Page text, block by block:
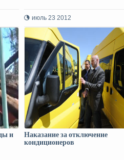
июль 23 2012
и
Наказание за отключение
кондиционеров